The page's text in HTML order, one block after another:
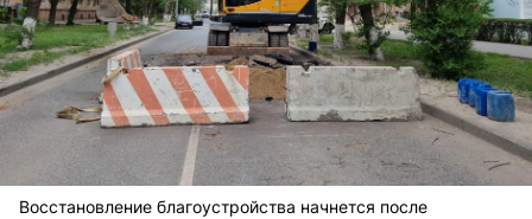
Восстановление благоустройства начнется после